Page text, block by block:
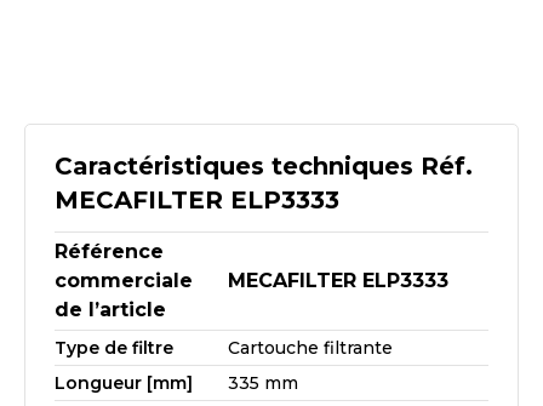
Caractéristiques techniques Réf.
MECAFILTER ELP3333
Référence
commerciale
de l’article
MECAFILTER ELP3333
Type de filtre
Cartouche filtrante
Longueur [mm]
335 mm